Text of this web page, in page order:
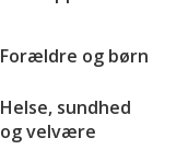
Forældre og børn
Helse, sundhed
og velvære